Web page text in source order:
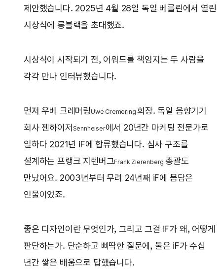
제안했습니다. 2025년 4월 28일 독일 베를린에서 열린
시상식에 롱블랙을 초대했죠.
시상식이 시작되기 전, 어워드를 책임지는 두 사람을
각각 만나 인터뷰했습니다.
먼저 우베 크레머링Uwe Cremering회장. 독일 음향기기
회사 젠하이저 Sennheiser에서 20년간 마케팅 전문가로
일하다 2021년 iF에 합류했습니다. 심사 구조를
설계하는 프랭크 지렌버그Frank Zierenberg총괄도
만났어요. 2003년부터 무려 24년째 iF에 몸담은
인물이었죠.
좋은 디자인이란 무엇인가, 그리고 그걸 iF가 왜, 어떻게
판단하는가. 단순하고 삐딱한 질문에, 둘은 iF가 수십
년간 쌓은 배움으로 답했습니다.